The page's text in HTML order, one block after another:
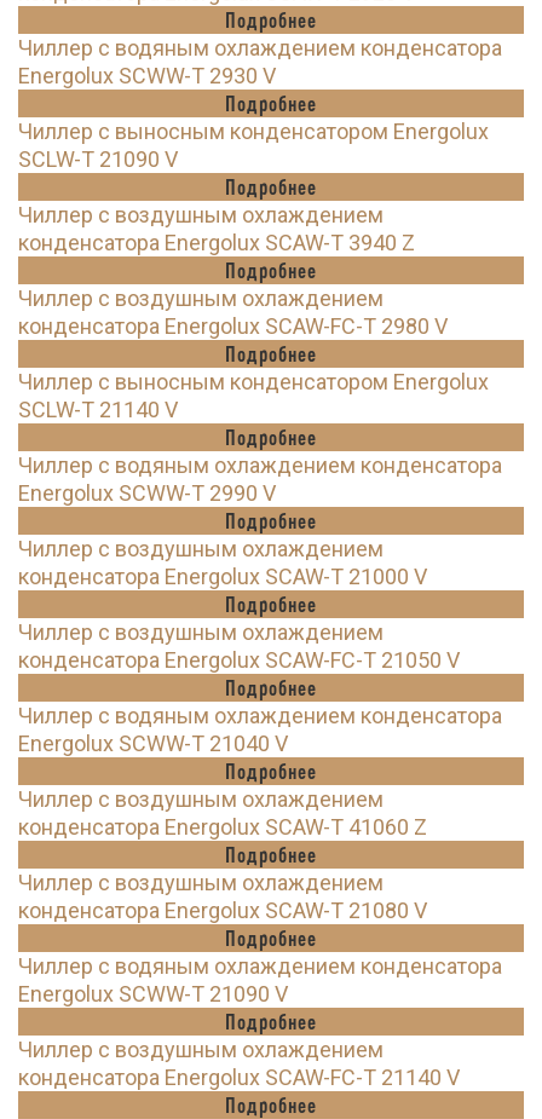
Подробнее
Чиллер с водяным охлаждением конденсатора
Energolux SCWW-T 2930 V
Подробнее
Чиллер с выносным конденсатором Energolux
SCLW-T 21090 V
Подробнее
Чиллер с воздушным охлаждением
конденсатора Energolux SCAW-T 3940 Z
Подробнее
Чиллер с воздушным охлаждением
конденсатора Energolux SCAW-FC-T 2980 V
Подробнее
Чиллер с выносным конденсатором Energolux
SCLW-T 21140 V
Подробнее
Чиллер с водяным охлаждением конденсатора
Energolux SCWW-T 2990 V
Подробнее
Чиллер с воздушным охлаждением
конденсатора Energolux SCAW-T 21000 V
Подробнее
Чиллер с воздушным охлаждением
конденсатора Energolux SCAW-FC-T 21050 V
Подробнее
Чиллер с водяным охлаждением конденсатора
Energolux SCWW-T 21040 V
Подробнее
Чиллер с воздушным охлаждением
конденсатора Energolux SCAW-T 41060 Z
Подробнее
Чиллер с воздушным охлаждением
конденсатора Energolux SCAW-T 21080 V
Подробнее
Чиллер с водяным охлаждением конденсатора
Energolux SCWW-T 21090 V
Подробнее
Чиллер с воздушным охлаждением
конденсатора Energolux SCAW-FC-T 21140 V
Подробнее